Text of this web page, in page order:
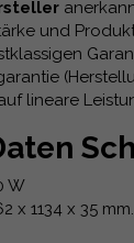
und
lineare
W
x 1134 x 35 mm.